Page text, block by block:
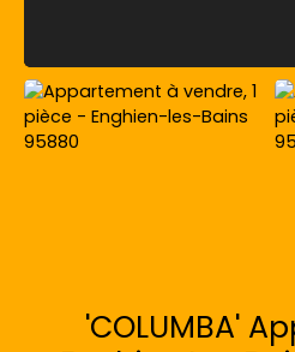
'COLUMBA'